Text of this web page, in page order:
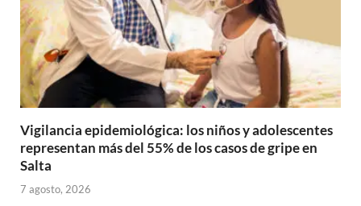
Vigilancia epidemiológica: los niños y adolescentes
representan más del 55% de los casos de gripe en
Salta
7 agosto, 2026